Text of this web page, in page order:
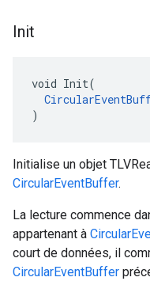
Init
void Init(
)
Initialise un objet
CircularEventBuffer.
La lecture commence
appartenant à
court de données, il
CircularEventBuffer